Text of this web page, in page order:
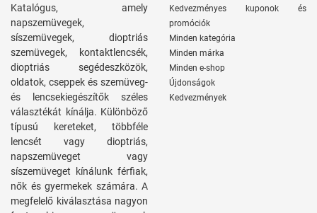
Katalógus, amely
napszemüvegek,
síszemüvegek, dioptriás
szemüvegek, kontaktlencsék,
dioptriás segédeszközök,
oldatok, cseppek és szemüveg-
és lencsekiegészítők széles
választékát kínálja. Különböző
típusú kereteket, többféle
lencsét vagy dioptriás,
napszemüveget vagy
síszemüveget kínálunk férfiak,
nők és gyermekek számára. A
megfelelő kiválasztása nagyon
Kedvezményes kuponok és
promóciók
Minden kategória
Minden márka
Minden e-shop
Újdonságok
Kedvezmények